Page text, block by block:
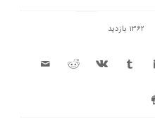
1362 بازدید